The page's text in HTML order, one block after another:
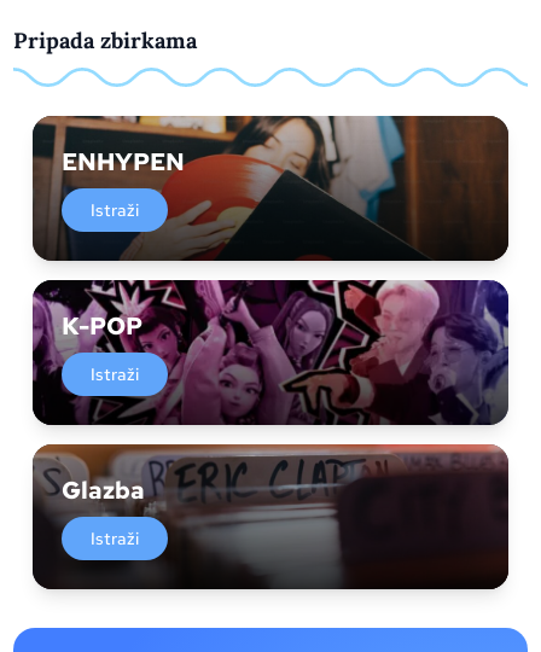
Pripada zbirkama
ENHYPEN
Istraži
K-POP
Istraži
Glazba
Istraži